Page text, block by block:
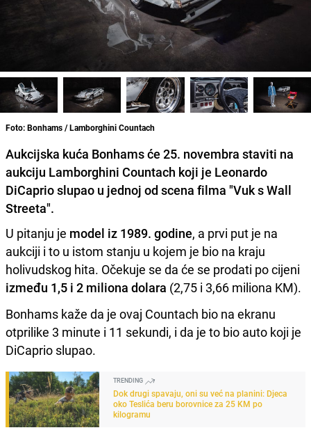
Foto: Bonhams / Lamborghini Countach
Aukcijska kuća Bonhams će 25. novembra staviti na
aukciju Lamborghini Countach koji je Leonardo
DiCaprio slupao u jednoj od scena filma "Vuk s Wall
Streeta".
U pitanju je model iz 1989. godine, a prvi put je na
aukciji i to u istom stanju u kojem je bio na kraju
holivudskog hita. Očekuje se da će se prodati po cijeni
između 1,5 i 2 miliona dolara (2,75 i 3,66 miliona KM).
Bonhams kaže da je ovaj Countach bio na ekranu
otprilike 3 minute i 11 sekundi, i da je to bio auto koji je
DiCaprio slupao.
TRENDING
Dok drugi spavaju, oni su već na planini: Djeca
oko Teslića beru borovnice za 25 KM po
kilogramu